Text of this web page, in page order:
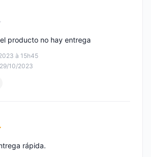
à 15h45
10/2023
producto no hay entrega
rápida.